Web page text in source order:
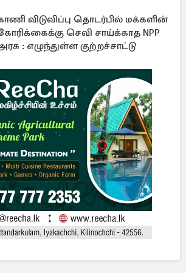
விடுவிப்பு தொடர்பில் மக்களின்
செவி சாய்க்காத NPP
: எழுந்துள்ள குற்றச்சாட்டு